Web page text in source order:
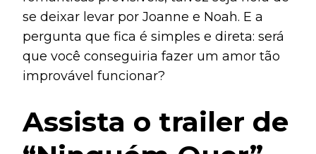
se deixar levar por Joanne e Noah. E a
pergunta que fica é simples e direta: será
que você conseguiria fazer um amor tão
improvável funcionar?
Assista o trailer de